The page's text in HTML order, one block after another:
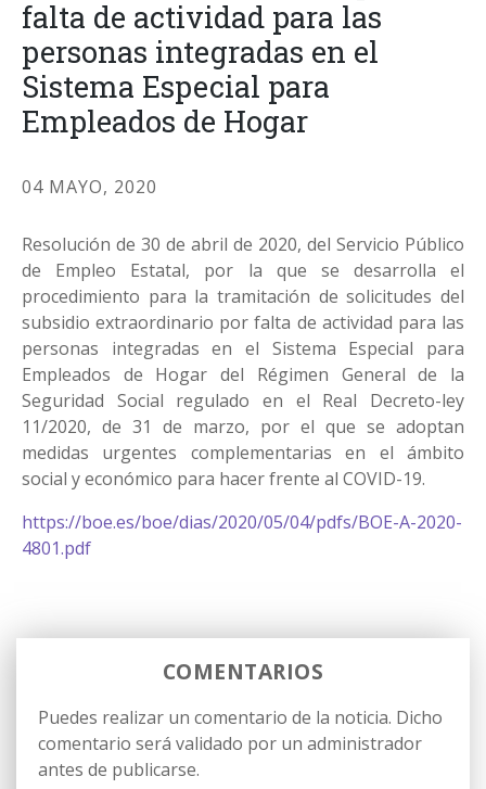
falta de actividad para las
personas integradas en el
Sistema Especial para
Empleados de Hogar
04 MAYO, 2020
Resolución de 30 de abril de 2020, del Servicio Público
de Empleo Estatal, por la que se desarrolla el
procedimiento para la tramitación de solicitudes del
subsidio extraordinario por falta de actividad para las
personas integradas en el Sistema Especial para
Empleados de Hogar del Régimen General de la
Seguridad Social regulado en el Real Decreto-ley
11/2020, de 31 de marzo, por el que se adoptan
medidas urgentes complementarias en el ámbito
social y económico para hacer frente al COVID-19.
https://boe.es/boe/dias/2020/05/04/pdfs/BOE-A-2020-
4801.pdf
COMENTARIOS
Puedes realizar un comentario de la noticia. Dicho
comentario será validado por un administrador
antes de publicarse.